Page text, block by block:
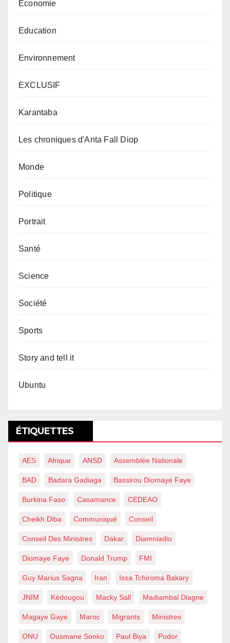
Economie
Education
Environnement
EXCLUSIF
Karantaba
Les chroniques d'Anta Fall Diop
Monde
Politique
Portrait
Santé
Science
Société
Sports
Story and tell it
Ubuntu
ÉTIQUETTES
AES Afrique ANSD Assemblée Nationale
BAD Badara Gadiaga Bassirou Diomaye Faye
Burkina Faso Casamance CEDEAO
Cheikh Diba Communiqué Conseil
Conseil Des Ministres Dakar Diamniadio
Diomaye Faye Donald Trump FMI
Guy Marius Sagna Iran Issa Tchiroma Bakary
JNIM Kédougou Macky Sall Madiambal Diagne
Magaye Gaye Maroc Migrants Ministres
ONU Ousmane Sonko Paul Biya Podor